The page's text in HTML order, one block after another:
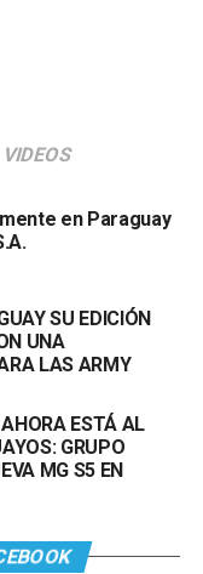
VIDEOS
en Paraguay
SU EDICIÓN
UNA
LAS ARMY
ESTÁ AL
GRUPO
MG S5 EN